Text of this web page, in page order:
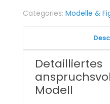
Categories: Modelle &
Detailliertes
Modell